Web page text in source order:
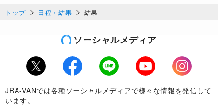
トップ 日程・結果 結果
ソーシャルメディア
Twitter Facebook LINE Youtube
Instagram
JRA-VANでは各種ソーシャルメディアで様々な情報を発信して
います。